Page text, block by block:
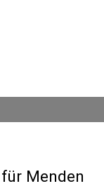
Menden